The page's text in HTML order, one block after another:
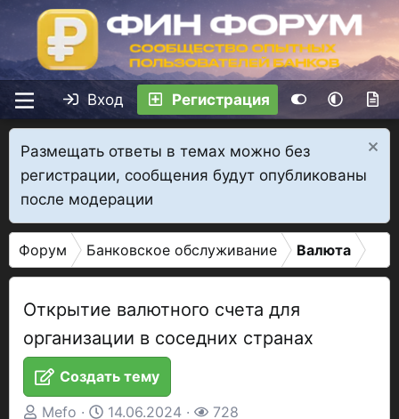
Вход Регистрация
Размещать ответы в темах можно без
регистрации, сообщения будут опубликованы
после модерации
Форум Банковское обслуживание Валюта
Открытие валютного счета для
организации в соседних странах
Создать тему
А
Mefo
Д
14.06.2024
П
728